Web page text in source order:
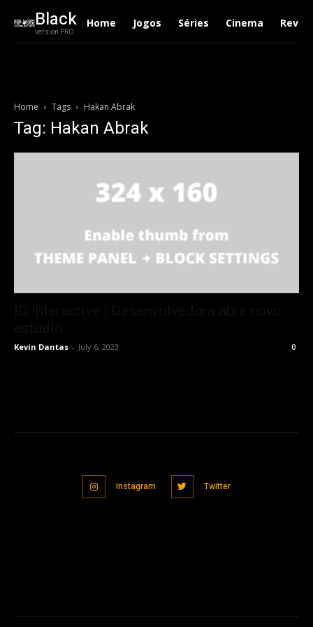
Black
version PRO
Home Jogos Séries Cinema
Home Tags Hakan Abrak
Tag: Hakan Abrak
Kevin Dantas - July 6, 2023 0
Instagram Twitter